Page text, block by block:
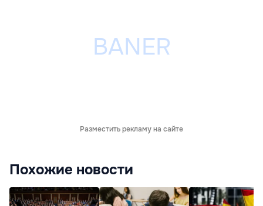
Разместить рекламу на сайте
Похожие новости